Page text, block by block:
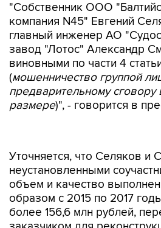
"Собственник ООО
компания N45" Евгений
главный инженер АО
завод "Лотос" Александр
виновными по части 4
(мошенничество группой
предварительному
размере)", - говорится в
объем и качество
образом с 2015 по 2017
более 156,6 млн рублей,
заказчиком для
цехов N1" завода "Лотос".